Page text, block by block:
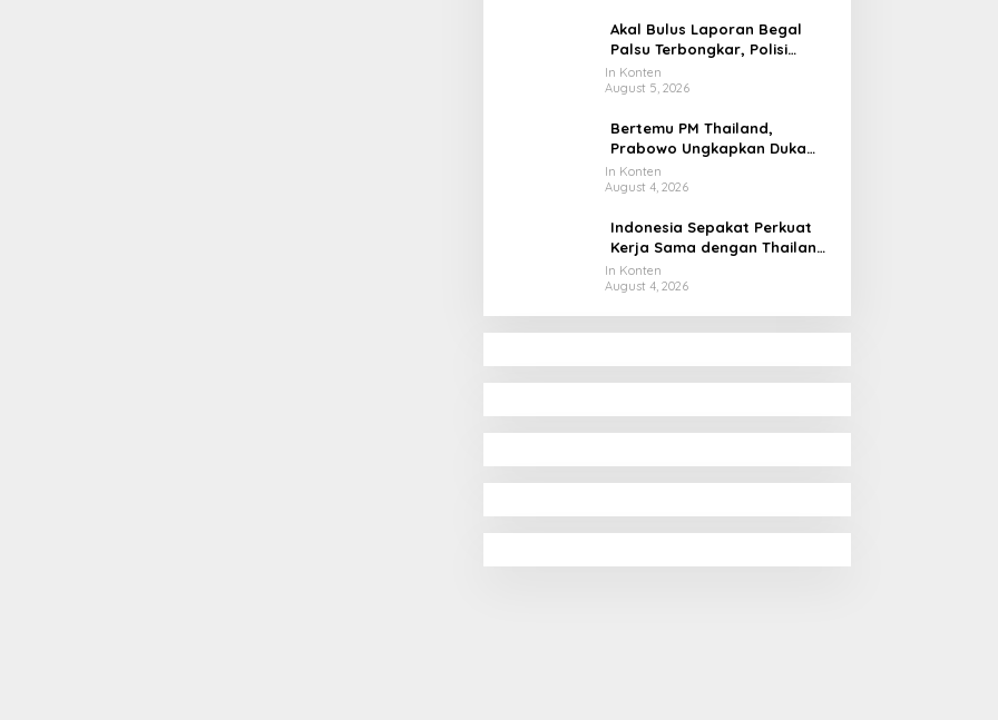
Akal Bulus Laporan Begal
Palsu Terbongkar, Polisi
Ungkap Penggelapan Uang
Perusahaan untuk Crypto
In Konten
August 5, 2026
Bertemu PM Thailand,
Prabowo Ungkapkan Duka
Cita kepada Putri dan
Selamat Ulang Tahun ke Raja
In Konten
August 4, 2026
Indonesia Sepakat Perkuat
Kerja Sama dengan Thailand,
dari Pangan hingga Ekonomi
Digital
In Konten
August 4, 2026